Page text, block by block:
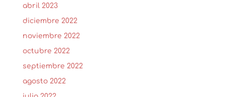
abril 2023
diciembre 2022
noviembre 2022
octubre 2022
septiembre 2022
agosto 2022